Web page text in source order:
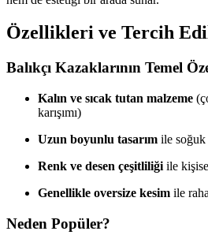
Özellikleri ve Tercih
Balıkçı Kazaklarının Temel
Kalın ve sıcak tutan malzeme
karışımı)
Uzun boyunlu tasarım ile soğuk
Renk ve desen çeşitliliği ile
Genellikle oversize kesim ile
Neden Popüler?